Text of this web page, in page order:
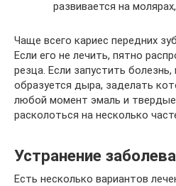
развивается на
Чаще всего кариес передних
Если его не лечить, пятно
резца. Если запустить
образуется дыра, заделать
любой момент эмаль и твердые
расколоться на несколько
Устранение
Есть несколько вариантов